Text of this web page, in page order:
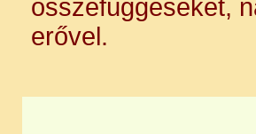
összefüggéseket,
erővel.